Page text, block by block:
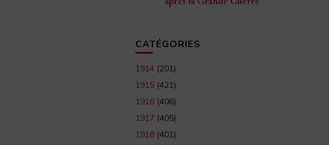
CATÉGORIES
1914 (201)
1915 (421)
1916 (406)
1917 (405)
1918 (401)